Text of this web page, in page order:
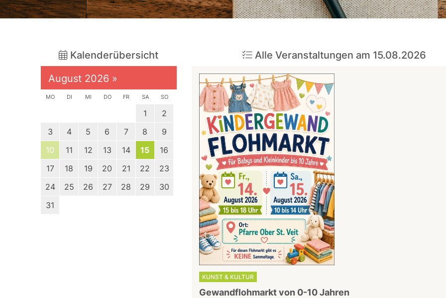
Kalenderübersicht Alle Veranstaltungen am 15.08.2026
August 2026 »
MO DI MI DO FR SA SO
1
2
3
4 5 6 7 8
9
10
11 12 13 14 15
16
17
18 19 20 21 22
23
24
25 26 27 28 29
30
31
KUNST & KULTUR
Gewandflohmarkt von 0-10 Jahren